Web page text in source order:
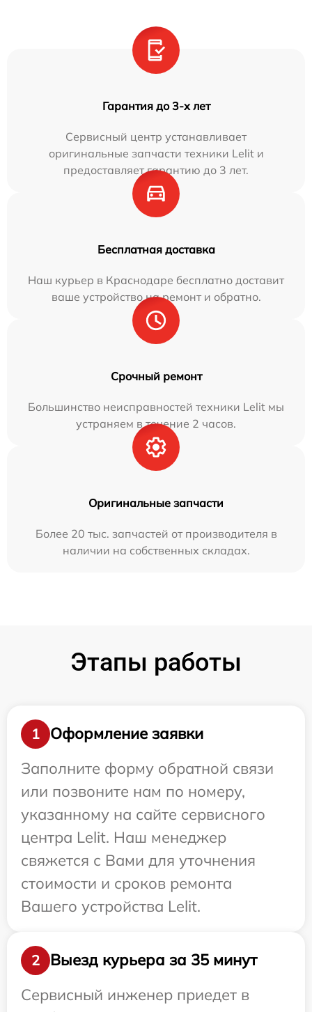
Гарантия до 3-х лет
Сервисный центр устанавливает
оригинальные запчасти техники Lelit и
предоставляет гарантию до 3 лет.
Бесплатная доставка
Наш курьер в Краснодаре бесплатно доставит
ваше устройство на ремонт и обратно.
Срочный ремонт
Большинство неисправностей техники Lelit мы
устраняем в течение 2 часов.
Оригинальные запчасти
Более 20 тыс. запчастей от производителя в
наличии на собственных складах.
Этапы работы
1
Оформление заявки
Заполните форму обратной связи
или позвоните нам по номеру,
указанному на сайте сервисного
центра Lelit. Наш менеджер
свяжется с Вами для уточнения
стоимости и сроков ремонта
Вашего устройства Lelit.
2
Выезд курьера за 35 минут
Сервисный инженер приедет в